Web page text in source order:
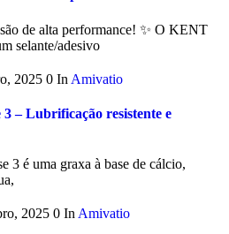
de alta performance! ✨ O KENT
selante/adesivo
2025 0 In Amivatio
3 – Lubrificação resistente e
3 é uma graxa à base de cálcio,
2025 0 In Amivatio